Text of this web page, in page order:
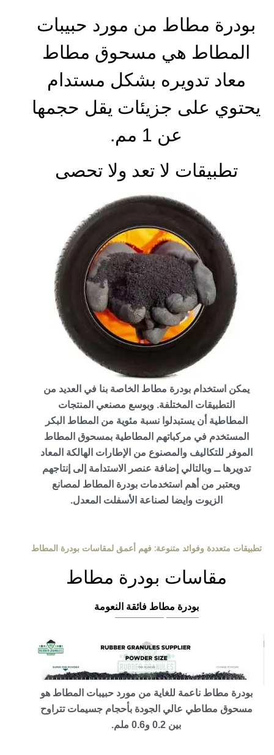
بودرة مطاط من مورد حبيبات
المطاط هي مسحوق مطاط
معاد تدويره بشكل مستدام
يحتوي على جزيئات يقل حجمها
عن 1 مم.
تطبيقات لا تعد ولا تحصى
يمكن استخدام بودرة مطاط الخاصة بنا في العديد من
التطبيقات المختلفة. وبوسع مصنعي المنتجات
المطاطية أن يستبدلوا نسبة مئوية من المطاط البكر
المستخدم في مركباتهم المطاطية بمسحوق المطاط
الموفر للتكاليف والمصنوع من الإطارات الهالكة المعاد
تدويرها ــ وبالتالي إضافة عنصر الاستدامة إلى إنتاجهم
ويعتبر من أهم استخدمات بودرة المطاط لمصانع
الزيوت وايضا لصناعة الأسفلت المعدل.
تطبيقات متعددة وفوائد متنوعة: فهم أعمق لمقاسات بودرة المطاط
مقاسات بودرة مطاط
بودرة مطاط فائقة النعومة
بودرة مطاط ناعمة للغاية من مورد حبيبات المطاط هو
مسحوق مطاطي عالي الجودة بأحجام جسيمات تتراوح
بين 0.2 و0.6 ملم.